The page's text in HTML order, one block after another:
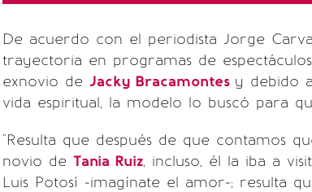
De acuerdo con el periodista Jorge
trayectoria en programas de
exnovio de Jacky Bracamontes y debido
vida espiritual, la modelo lo buscó para
"Resulta que después de que contamos
novio de Tania Ruiz, incluso, él la iba a
Luis Potosí -imagínate el amor-; resulta